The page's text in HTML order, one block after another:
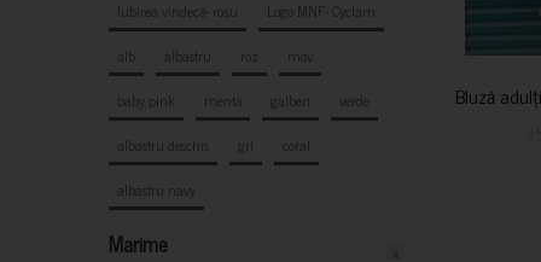
Iubirea vindecă- roșu
Logo MNF- Cyclam
alb
albastru roz
mov
baby pink
mentă galben
verde
albastru deschis
gri
coral
albastru navy
Marime
Bluză